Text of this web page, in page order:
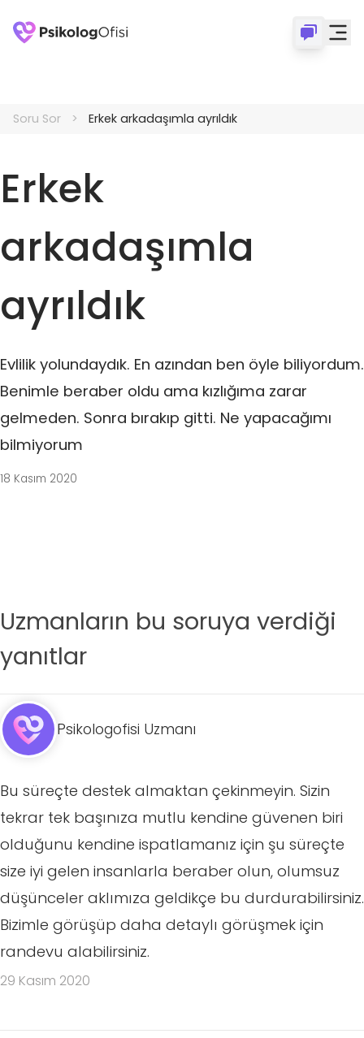
Soru Sor Erkek arkadaşımla ayrıldık
Erkek
arkadaşımla
ayrıldık
Evlilik yolundaydık. En azından ben öyle biliyordum.
Benimle beraber oldu ama kızlığıma zarar
gelmeden. Sonra bırakıp gitti. Ne yapacağımı
bilmiyorum
18 Kasım 2020
Uzmanların bu soruya verdiği
yanıtlar
Psikologofisi Uzmanı
Bu süreçte destek almaktan çekinmeyin. Sizin
tekrar tek başınıza mutlu kendine güvenen biri
olduğunu kendine ispatlamanız için şu süreçte
size iyi gelen insanlarla beraber olun, olumsuz
düşünceler aklımıza geldikçe bu durdurabilirsiniz.
Bizimle görüşüp daha detaylı görüşmek için
randevu alabilirsiniz.
29 Kasım 2020